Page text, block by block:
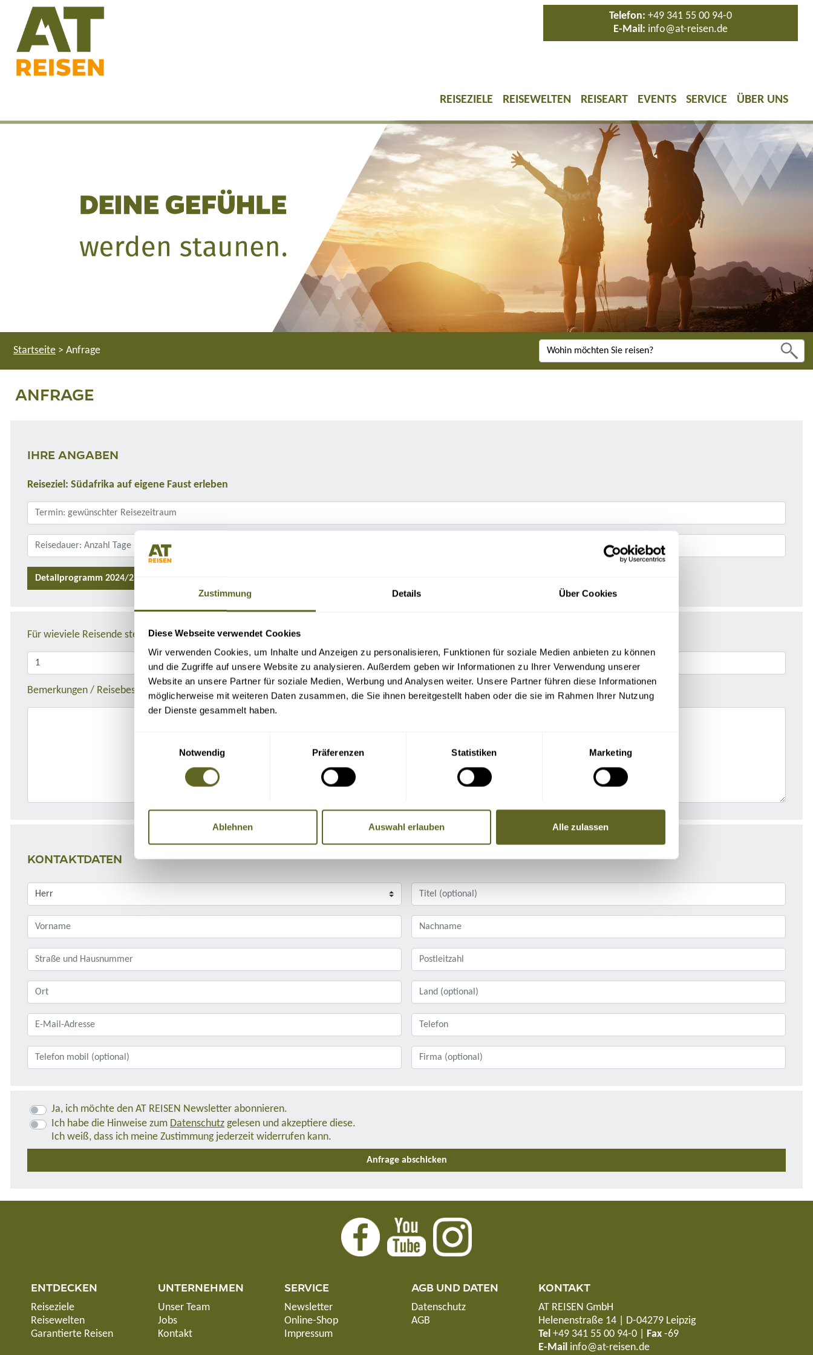
Zustimmung Details Über Cookies
Diese Webseite verwendet Cookies
Wir verwenden Cookies, um Inhalte und Anzeigen zu personalisieren, Funktionen für soziale Medien anbieten zu können
und die Zugriffe auf unsere Website zu analysieren. Außerdem geben wir Informationen zu Ihrer Verwendung unserer
Website an unsere Partner für soziale Medien, Werbung und Analysen weiter. Unsere Partner führen diese Informationen
möglicherweise mit weiteren Daten zusammen, die Sie ihnen bereitgestellt haben oder die sie im Rahmen Ihrer Nutzung
der Dienste gesammelt haben.
Notwendig
Präferenzen Statistiken Marketing
Ablehnen Auswahl erlauben Alle zulassen
Telefon: +49 341 55 00 94-0
E-Mail: info@at-reisen.de
REISEZIELE REISEWELTEN REISEART EVENTS SERVICE ÜBER UNS
Startseite > Anfrage
ANFRAGE
IHRE ANGABEN
Reiseziel: Südafrika auf eigene Faust erleben
Detailprogramm 2024/25
Für wieviele Reisende stellen Sie die Anfrage?
Bemerkungen / Reisebeschreibung
KONTAKTDATEN
Ja, ich möchte den AT REISEN Newsletter abonnieren.
Ich habe die Hinweise zum Datenschutz gelesen und akzeptiere diese.
Ich weiß, dass ich meine Zustimmung jederzeit widerrufen kann.
ENTDECKEN
Reiseziele
Reisewelten
Garantierte Reisen
UNTERNEHMEN
Unser Team
Jobs
Kontakt
SERVICE
Newsletter
Online-Shop
Impressum
AGB UND DATEN
Datenschutz
AGB
KONTAKT
AT REISEN GmbH
Helenenstraße 14 | D-04279 Leipzig
Tel +49 341 55 00 94-0| Fax-69
E-Mail info@at-reisen.de